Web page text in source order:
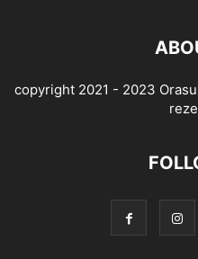
copyright 2021 - 2023